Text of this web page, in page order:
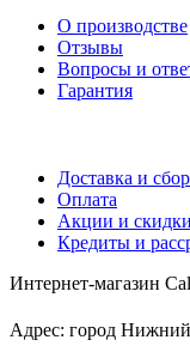
О производстве
Отзывы
Вопросы и
Гарантия
Доставка и
Оплата
Акции и скидки
Кредиты и
Интернет-магазин
Адрес: город Нижний